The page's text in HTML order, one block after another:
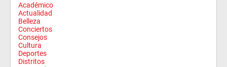
Académico
Actualidad
Belleza
Conciertos
Consejos
Cultura
Deportes
Distritos